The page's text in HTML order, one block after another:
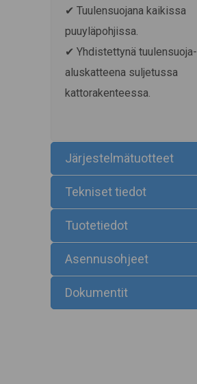
✔ Tuulensuojana kaikissa
puuyläpohjissa.
✔ Yhdistettynä tuulensuoja-
aluskatteena suljetussa
kattorakenteessa.
Järjestelmätuotteet
Tekniset tiedot
Tuotetiedot
Asennusohjeet
Dokumentit